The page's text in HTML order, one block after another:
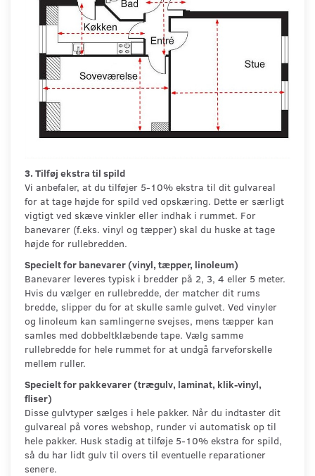
3. Tilføj ekstra til spild
Vi anbefaler, at du tilføjer 5-10% ekstra til dit gulvareal
for at tage højde for spild ved opskæring. Dette er særligt
vigtigt ved skæve vinkler eller indhak i rummet. For
banevarer (f.eks. vinyl og tæpper) skal du huske at tage
højde for rullebredden.
Specielt for banevarer (vinyl, tæpper, linoleum)
Banevarer leveres typisk i bredder på 2, 3, 4 eller 5 meter.
Hvis du vælger en rullebredde, der matcher dit rums
bredde, slipper du for at skulle samle gulvet. Ved vinyler
og linoleum kan samlingerne svejses, mens tæpper kan
samles med dobbeltklæbende tape. Vælg samme
rullebredde for hele rummet for at undgå farveforskelle
mellem ruller.
Specielt for pakkevarer (trægulv, laminat, klik-vinyl,
fliser)
Disse gulvtyper sælges i hele pakker. Når du indtaster dit
gulvareal på vores webshop, runder vi automatisk op til
hele pakker. Husk stadig at tilføje 5-10% ekstra for spild,
så du har lidt gulv til overs til eventuelle reparationer
senere.